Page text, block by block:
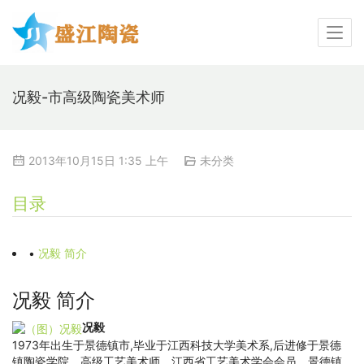
况毅-市高级陶瓷美术师
2013年10月15日 1:35 上午 未分类
目录
• 况毅 简介
况毅 简介
况毅
1973年出生于景德镇市,毕业于江西科技大学美术系,后进修于景德
镇陶瓷学院。高级工艺美术师。江西省工艺美术学会会员、景德镇